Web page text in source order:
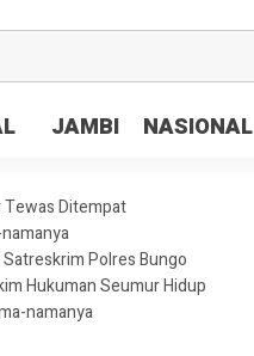
JAMBI NASIONAL
Tewas Ditempat
Polres Bungo
Hukuman Seumur Hidup
namanya